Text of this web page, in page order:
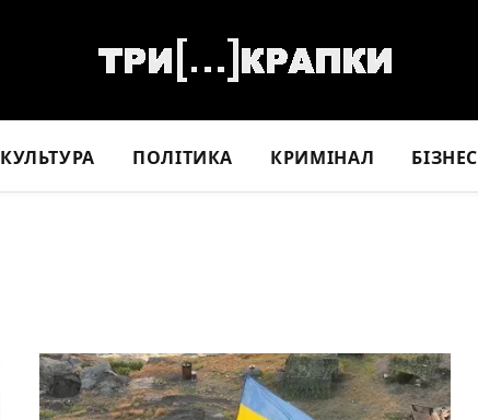
КУЛЬТУРА ПОЛІТИКА КРИМІНАЛ БІЗНЕС